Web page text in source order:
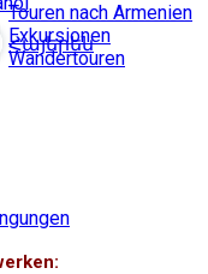
Հայերեն
Touren nach Armenien
Exkursionen
Wandertouren